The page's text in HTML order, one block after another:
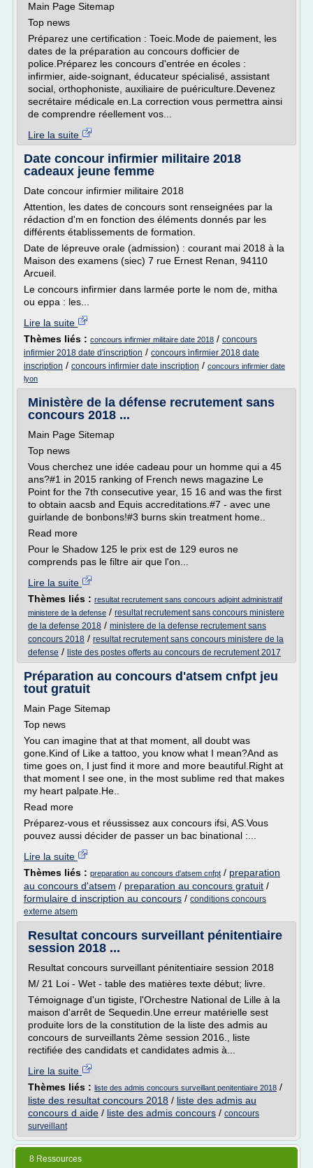
Main Page Sitemap
Top news
Préparez une certification : Toeic.Mode de paiement, les
dates de la préparation au concours dofficier de
police.Préparez les concours d'entrée en écoles :
infirmier, aide-soignant, éducateur spécialisé, assistant
social, orthophoniste, auxiliaire de puériculture.Devenez
secrétaire médicale en.La correction vous permettra ainsi
de comprendre réellement vos...
Lire la suite
Date concour infirmier militaire 2018
cadeaux jeune femme
Date concour infirmier militaire 2018
Attention, les dates de concours sont renseignées par la
rédaction d'm en fonction des éléments donnés par les
différents établissements de formation.
Date de lépreuve orale (admission) : courant mai 2018 à la
Maison des examens (siec) 7 rue Ernest Renan, 94110
Arcueil.
Le concours infirmier dans larmée porte le nom de, mitha
ou eppa : les...
Lire la suite
Thèmes liés : concours infirmier militaire date 2018 / concours
infirmier 2018 date d'inscription / concours infirmier 2018 date
inscription / concours infirmier date inscription / concours infirmier date
lyon
Ministère de la défense recrutement sans
concours 2018 ...
Main Page Sitemap
Top news
Vous cherchez une idée cadeau pour un homme qui a 45
ans?#1 in 2015 ranking of French news magazine Le
Point for the 7th consecutive year, 15 16 and was the first
to obtain aacsb and Equis accreditations.#7 - avec une
guirlande de bonbons!#3 burns skin treatment home..
Read more
Pour le Shadow 125 le prix est de 129 euros ne
comprends pas le filtre air que l'on...
Lire la suite
Thèmes liés : resultat recrutement sans concours adjoint administratif
ministere de la defense / resultat recrutement sans concours ministere
de la defense 2018 / ministere de la defense recrutement sans
concours 2018 / resultat recrutement sans concours ministere de la
defense / liste des postes offerts au concours de recrutement 2017
Préparation au concours d'atsem cnfpt jeu
tout gratuit
Main Page Sitemap
Top news
You can imagine that at that moment, all doubt was
gone.Kind of Like a tattoo, you know what I mean?And as
time goes on, I just find it more and more beautiful.Right at
that moment I see one, in the most sublime red that makes
my heart palpate.He..
Read more
Préparez-vous et réussissez aux concours ifsi, AS.Vous
pouvez aussi décider de passer un bac binational :...
Lire la suite
Thèmes liés : preparation au concours d'atsem cnfpt / preparation
au concours d'atsem / preparation au concours gratuit /
formulaire d inscription au concours / conditions concours
externe atsem
Resultat concours surveillant pénitentiaire
session 2018 ...
Resultat concours surveillant pénitentiaire session 2018
M/ 21 Loi - Wet - table des matières texte début; livre.
Témoignage d'un tigiste, l'Orchestre National de Lille à la
maison d'arrêt de Sequedin.Une erreur matérielle sest
produite lors de la constitution de la liste des admis au
concours de surveillants 2ème session 2016., liste
rectifiée des candidats et candidates admis à...
Lire la suite
Thèmes liés : liste des admis concours surveillant penitentiaire 2018 /
liste des resultat concours 2018 / liste des admis au
concours d aide / liste des admis concours / concours
surveillant
8 Ressources